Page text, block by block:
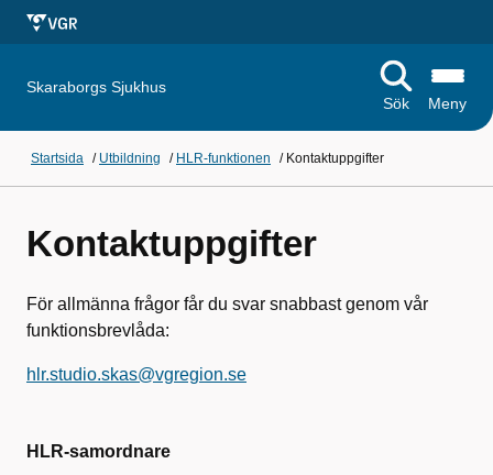
Skaraborgs Sjukhus
Sök
Meny
Startsida / Utbildning / HLR-funktionen / Kontaktuppgifter
Kontaktuppgifter
För allmänna frågor får du svar snabbast genom vår
funktionsbrevlåda:
hlr.studio.skas@vgregion.se
HLR-samordnare